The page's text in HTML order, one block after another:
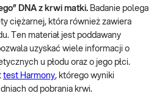
DNA z krwi matki. Badanie polega
ciężarnej, która również zawiera
Ten materiał jest poddawany
uzyskać wiele informacji o
u płodu oraz o jego płci.
test Harmony, którego wyniki
od pobrania krwi.